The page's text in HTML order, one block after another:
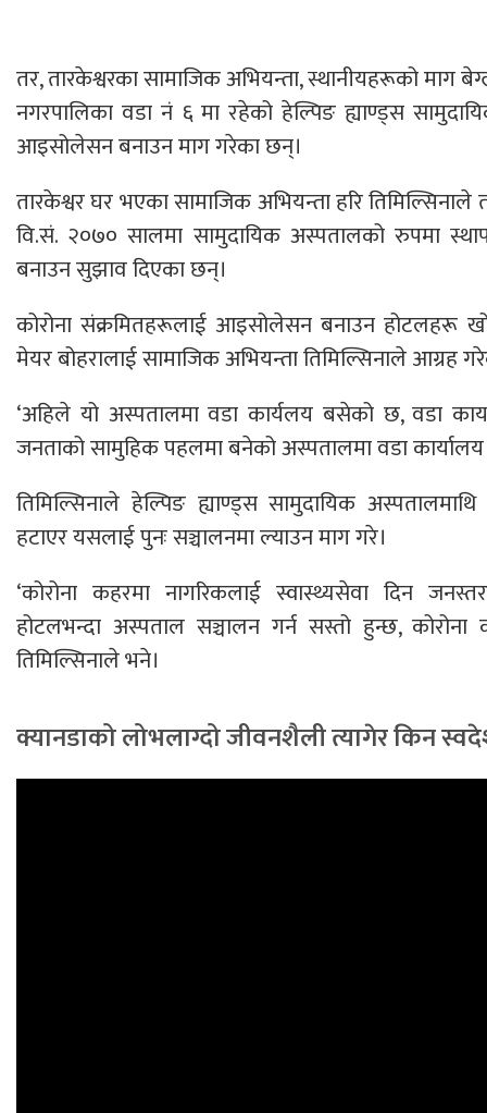
तर, तारकेश्वरका सामाजिक अभियन्ता, स्थानीयहरूको माग
नगरपालिका वडा नं ६ मा रहेको हेल्पिङ ह्याण्ड्स
आइसोलेसन बनाउन माग गरेका छन्।
तारकेश्वर घर भएका सामाजिक अभियन्ता हरि तिमिल्सिनाले
वि.सं. २०७० सालमा सामुदायिक अस्पतालको रुपमा
बनाउन सुझाव दिएका छन्।
कोरोना संक्रमितहरूलाई आइसोलेसन बनाउन होटलहरू
मेयर बोहरालाई सामाजिक अभियन्ता तिमिल्सिनाले आग्रह
‘अहिले यो अस्पतालमा वडा कार्यलय बसेको छ, वडा
जनताको सामुहिक पहलमा बनेको अस्पतालमा वडा
तिमिल्सिनाले हेल्पिङ ह्याण्ड्स सामुदायिक
हटाएर यसलाई पुनः सञ्चालनमा ल्याउन माग गरे।
‘कोरोना कहरमा नागरिकलाई स्वास्थ्यसेवा दिन
होटलभन्दा अस्पताल सञ्चालन गर्न सस्तो हुन्छ,
तिमिल्सिनाले भने।
क्यानडाको लोभलाग्दो जीवनशैली त्यागेर किन